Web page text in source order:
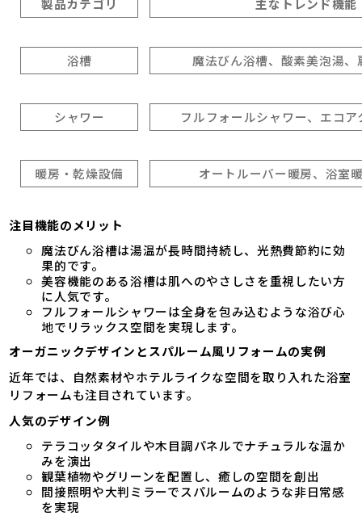
浴槽 魔法びん浴槽、酸素美泡湯、
シャワー フルフォールシャワー、エコア
暖房・乾燥設備 オートルーバー暖房、浴室
注目機能のメリット
魔法びん浴槽は湯温が長時間持続し、光熱費節約に効
果的です。
美容機能のある浴槽は肌へのやさしさを重視したい方
に人気です。
フルフォールシャワーは全身を包み込むような浴び心
地でリラックス空間を実現します。
オーガニックデザインとスパルーム風リフォームの実例
近年では、自然素材やホテルライクな空間を取り入れた浴室
リフォームも注目されています。
人気のデザイン例
テラコッタタイルや木目調パネルでナチュラルな温か
みを演出
観葉植物やグリーンを配置し、癒しの空間を創出
間接照明や大判ミラーでスパルームのような非日常感
を実現